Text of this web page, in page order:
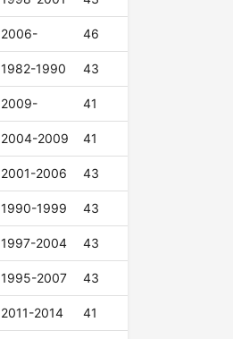
2006- 46
1982-1990 43
2009- 41
2004-2009 41
2001-2006 43
1990-1999 43
1997-2004 43
1995-2007 43
2011-2014 41